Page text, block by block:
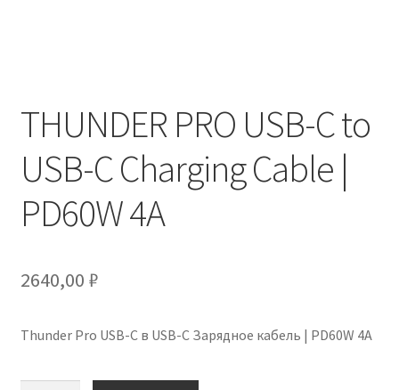
THUNDER PRO USB-C to
USB-C Charging Cable |
PD60W 4A
2640,00 ₽
Thunder Pro USB-C в USB-C Зарядное кабель | PD60W 4A